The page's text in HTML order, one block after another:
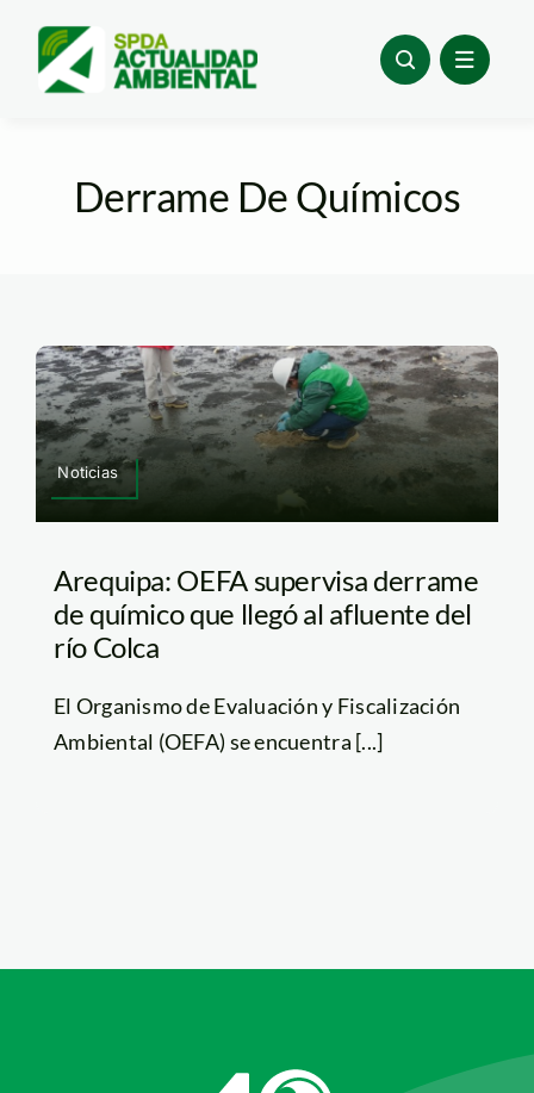
content
Derrame De Químicos
Noticias
Arequipa: OEFA supervisa derrame
de químico que llegó al afluente del
río Colca
El Organismo de Evaluación y Fiscalización
Ambiental (OEFA) se encuentra [...]